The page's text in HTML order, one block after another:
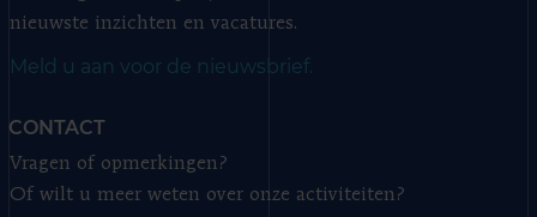
nieuwste inzichten en vacatures.
Meld u aan voor de nieuwsbrief.
CONTACT
Vragen of opmerkingen?
Of wilt u meer weten over onze activiteiten?